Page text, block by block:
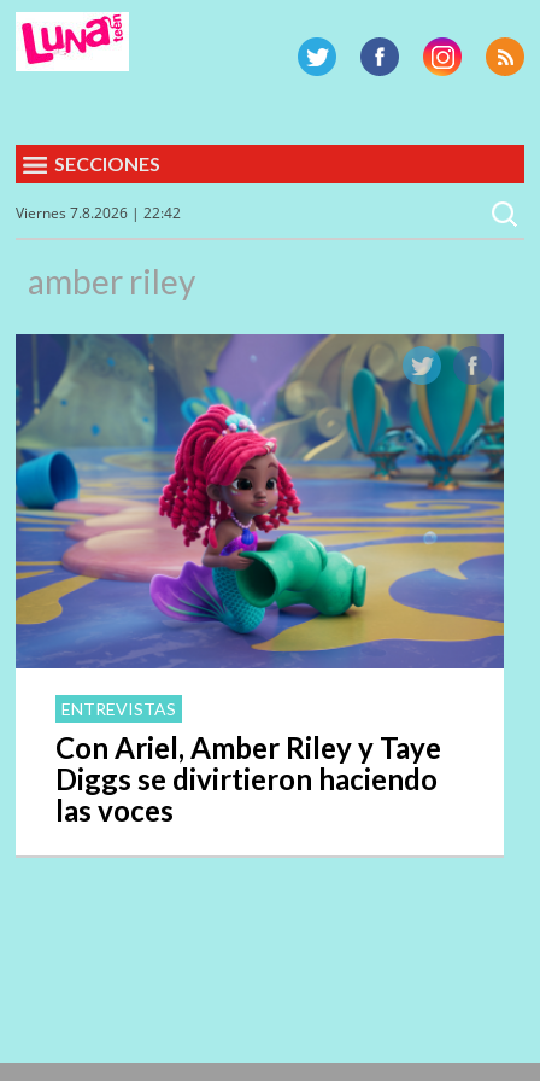
SECCIONES
Viernes 7.8.2026 | 22:42
amber riley
ENTREVISTAS
Con Ariel, Amber Riley y Taye
Diggs se divirtieron haciendo
las voces